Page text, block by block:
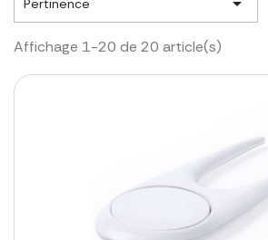
Affichage 1-20 de 20 article(s)